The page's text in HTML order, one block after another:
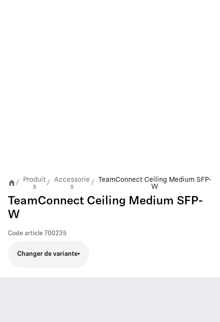
/
Produit
s
/
Accessorie
s
/
TeamConnect Ceiling Medium SFP-
W
TeamConnect Ceiling Medium SFP-
W
Code article 700235
Changer de variante